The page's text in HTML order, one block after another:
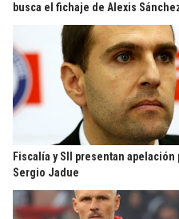
busca el fichaje de Alexis
Fiscalía y SII presentan
Sergio Jadue